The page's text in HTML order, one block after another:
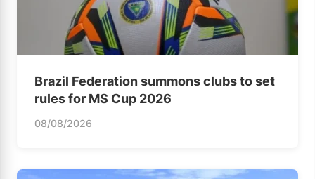
Brazil Federation summons clubs to set
rules for MS Cup 2026
08/08/2026